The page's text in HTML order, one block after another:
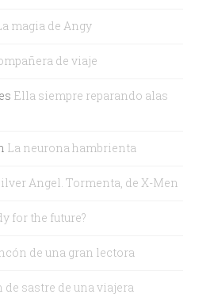
magia de Angy
de viaje
Ella siempre reparando alas
La neurona hambrienta
Angel. Tormenta, de X-Men
for the future?
de una gran lectora
de sastre de una viajera